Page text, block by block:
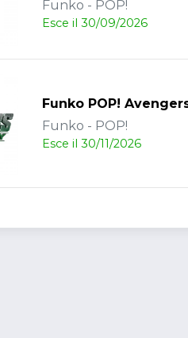
Funko - POP!
Esce il 30/09/2026
Funko POP!
Funko - POP!
Esce il 30/11/2026